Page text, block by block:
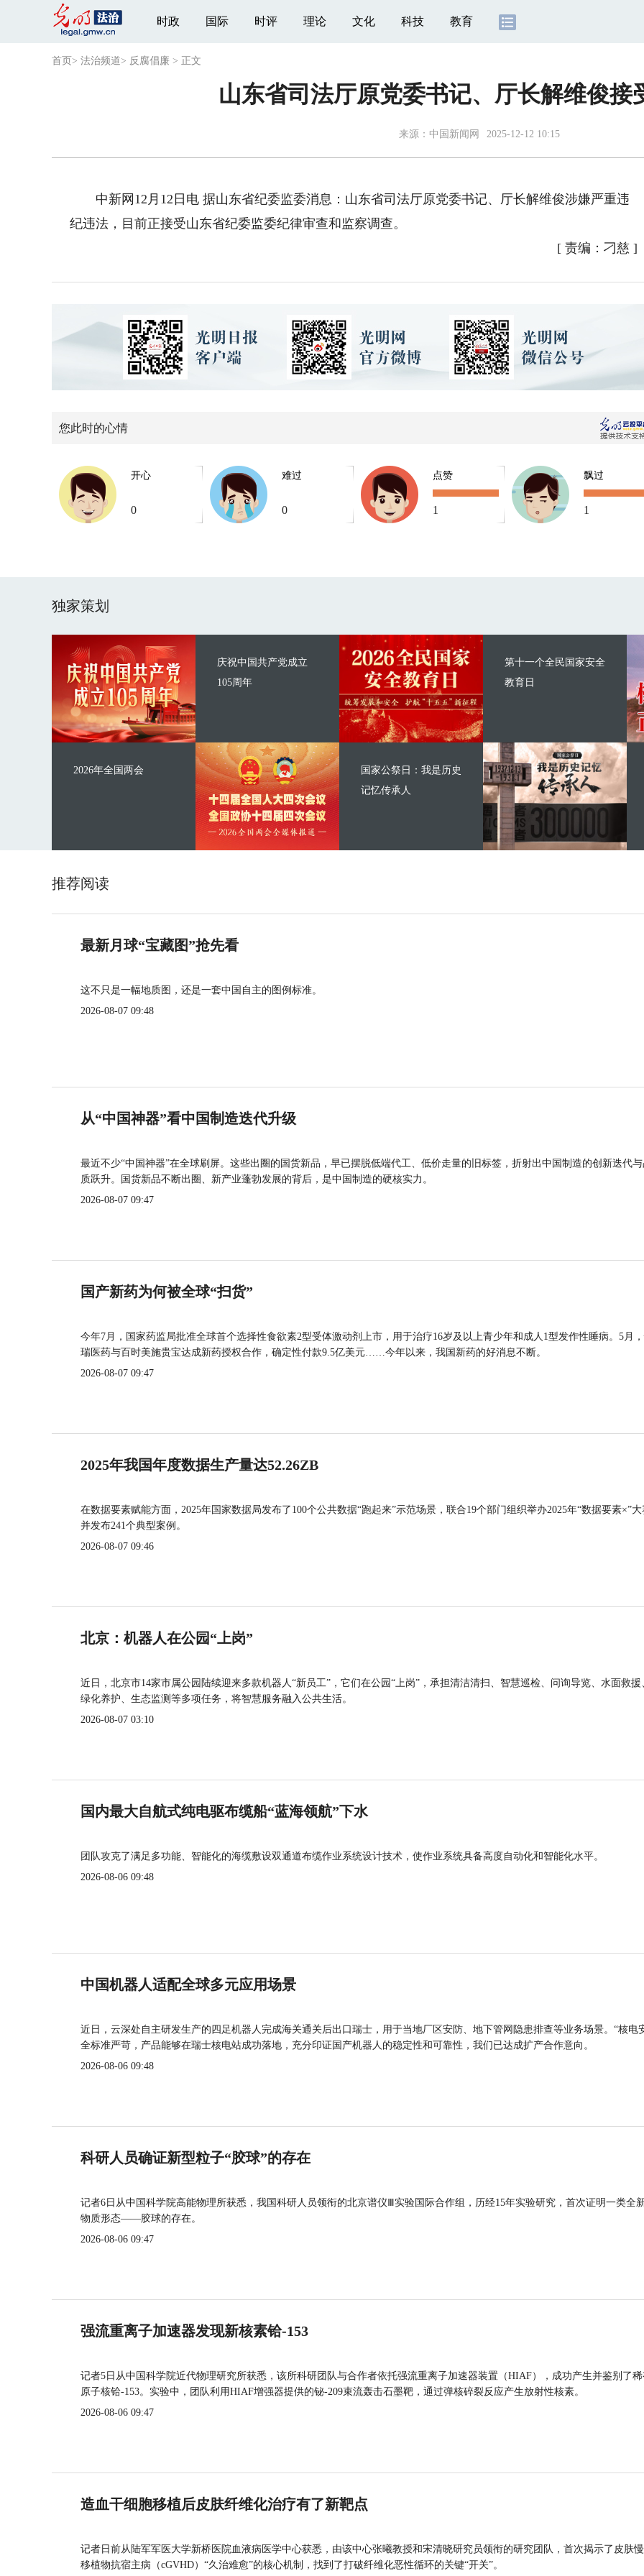
时政 国际 时评 理论 文化 科技 教育
首页 > 法治频道> 反腐倡廉 > 正文
山东省司法厅原党委书记、厅长解维俊接
来源： 中国新闻网 2025-12-12 10:15
中新网12月12日电 据山东省纪委监委消息：山东省司法厅原党委书记、厅长解维俊涉嫌严重违
纪违法，目前正接受山东省纪委监委纪律审查和监察调查。
[ 责编：刁慈 ]
您此时的心情
开心
0
难过
0
点赞
1
飘过
1
独家策划
庆祝中国共产党成立
105周年
2026年全国两会
第十一个全民国家安全
教育日
国家公祭日：我是历史
记忆传承人
推荐阅读
最新月球“宝藏图”抢先看
这不只是一幅地质图，还是一套中国自主的图例标准。
2026-08-07 09:48
从“中国神器”看中国制造迭代升级
最近不少“中国神器”在全球刷屏。这些出圈的国货新品，早已摆脱低端代工、低价走量的旧标签，折射出中国制造的创新迭代
质跃升。国货新品不断出圈、新产业蓬勃发展的背后，是中国制造的硬核实力。
2026-08-07 09:47
国产新药为何被全球“扫货”
今年7月，国家药监局批准全球首个选择性食欲素2型受体激动剂上市，用于治疗16岁及以上青少年和成人1型发作性睡病。5月
瑞医药与百时美施贵宝达成新药授权合作，确定性付款9.5亿美元……今年以来，我国新药的好消息不断。
2026-08-07 09:47
2025年我国年度数据生产量达52.26ZB
在数据要素赋能方面，2025年国家数据局发布了100个公共数据“跑起来”示范场景，联合19个部门组织举办2025年“数据要素×”大
并发布241个典型案例。
2026-08-07 09:46
北京：机器人在公园“上岗”
近日，北京市14家市属公园陆续迎来多款机器人“新员工”，它们在公园“上岗”，承担清洁清扫、智慧巡检、问询导览、水面救援
绿化养护、生态监测等多项任务，将智慧服务融入公共生活。
2026-08-07 03:10
国内最大自航式纯电驱布缆船“蓝海领航”下水
团队攻克了满足多功能、智能化的海缆敷设双通道布缆作业系统设计技术，使作业系统具备高度自动化和智能化水平。
2026-08-06 09:48
中国机器人适配全球多元应用场景
近日，云深处自主研发生产的四足机器人完成海关通关后出口瑞士，用于当地厂区安防、地下管网隐患排查等业务场景。“核电
全标准严苛，产品能够在瑞士核电站成功落地，充分印证国产机器人的稳定性和可靠性，我们已达成扩产合作意向。
2026-08-06 09:48
科研人员确证新型粒子“胶球”的存在
记者6日从中国科学院高能物理所获悉，我国科研人员领衔的北京谱仪Ⅲ实验国际合作组，历经15年实验研究，首次证明一类全
物质形态——胶球的存在。
2026-08-06 09:47
强流重离子加速器发现新核素铪-153
记者5日从中国科学院近代物理研究所获悉，该所科研团队与合作者依托强流重离子加速器装置（HIAF），成功产生并鉴别了
原子核铪-153。实验中，团队利用HIAF增强器提供的铋-209束流轰击石墨靶，通过弹核碎裂反应产生放射性核素。
2026-08-06 09:47
造血干细胞移植后皮肤纤维化治疗有了新靶点
记者日前从陆军军医大学新桥医院血液病医学中心获悉，由该中心张曦教授和宋清晓研究员领衔的研究团队，首次揭示了皮肤
移植物抗宿主病（cGVHD）“久治难愈”的核心机制，找到了打破纤维化恶性循环的关键“开关”。